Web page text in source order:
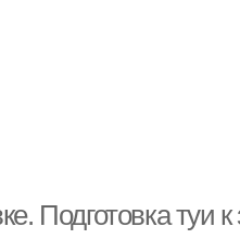
Подготовка туи